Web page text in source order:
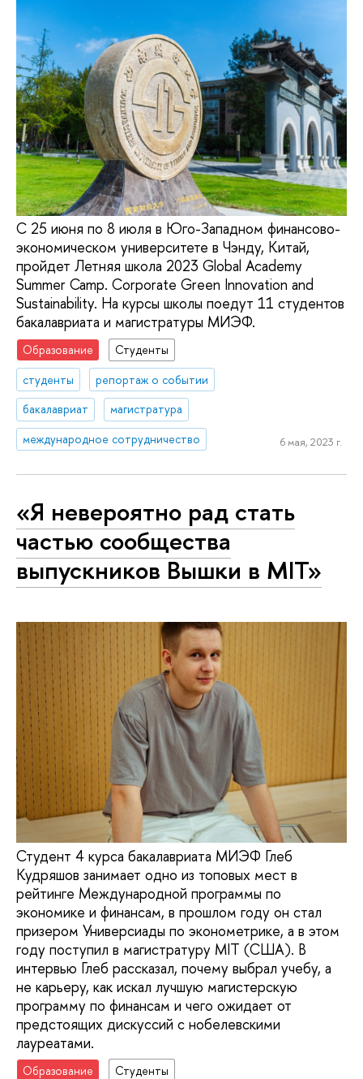
С 25 июня по 8 июля в Юго-Западном финансово-
экономическом университете в Чэнду, Китай,
пройдет Летняя школа 2023 Global Academy
Summer Camp. Corporate Green Innovation and
Sustainability. На курсы школы поедут 11 студентов
бакалавриата и магистратуры МИЭФ.
Образование
Студенты
студенты
репортаж о событии
бакалавриат
магистратура
международное сотрудничество
6 мая, 2023 г.
«Я невероятно рад стать
частью сообщества
выпускников Вышки в MIT»
Студент 4 курса бакалавриата МИЭФ Глеб
Кудряшов занимает одно из топовых мест в
рейтинге Международной программы по
экономике и финансам, в прошлом году он стал
призером Универсиады по эконометрике, а в этом
году поступил в магистратуру MIT (США). В
интервью Глеб рассказал, почему выбрал учебу, а
не карьеру, как искал лучшую магистерскую
программу по финансам и чего ожидает от
предстоящих дискуссий с нобелевскими
лауреатами.
Образование
Студенты